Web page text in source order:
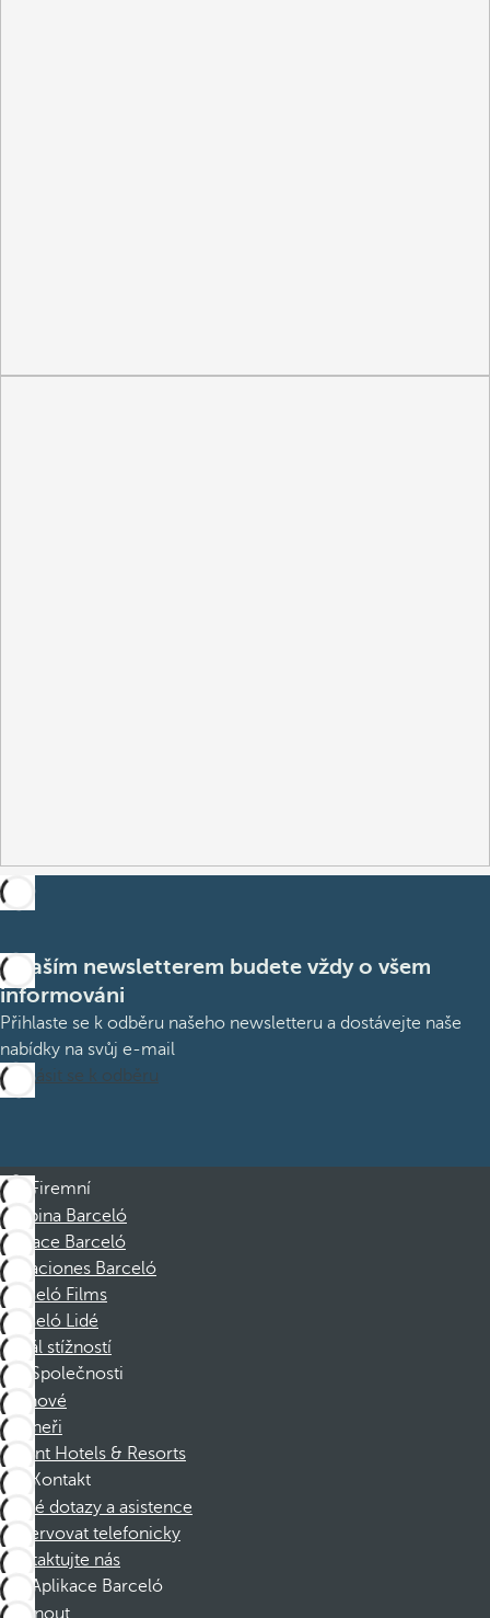
S naším newsletterem budete vždy o všem
informováni
Přihlaste se k odběru našeho newsletteru a dostávejte naše
nabídky na svůj e-mail
Přihlásit se k odběru
Firemní
Skupina Barceló
Nadace Barceló
Vacaciones Barceló
Barceló Films
Barceló Lidé
Kanál stížností
Společnosti
Členové
Partneři
Dorint Hotels & Resorts
Kontakt
Časté dotazy a asistence
Rezervovat telefonicky
Kontaktujte nás
Aplikace Barceló
Stáhnout